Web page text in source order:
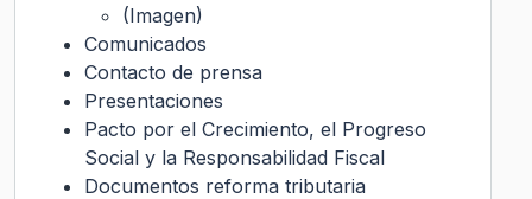
(Imagen)
Comunicados
Contacto de prensa
Presentaciones
Pacto por el Crecimiento, el Progreso
Social y la Responsabilidad Fiscal
Documentos reforma tributaria